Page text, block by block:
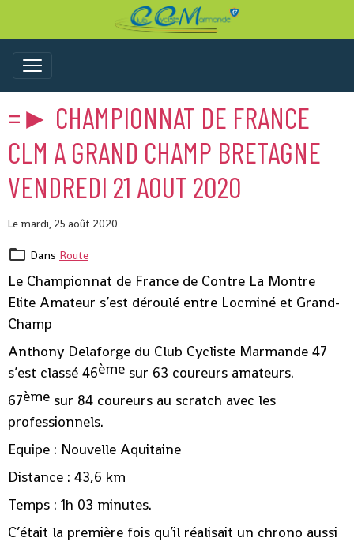
=► CHAMPIONNAT DE FRANCE
CLM A GRAND CHAMP BRETAGNE
VENDREDI 21 AOUT 2020
Le mardi, 25 août 2020
Dans Route
Le Championnat de France de Contre La Montre
Elite Amateur s’est déroulé entre Locminé et Grand-
Champ
Anthony Delaforge du Club Cycliste Marmande 47
s’est classé 46ème sur 63 coureurs amateurs.
67ème sur 84 coureurs au scratch avec les
professionnels.
Equipe : Nouvelle Aquitaine
Distance : 43,6 km
Temps : 1h 03 minutes.
C’était la première fois qu’il réalisait un chrono aussi